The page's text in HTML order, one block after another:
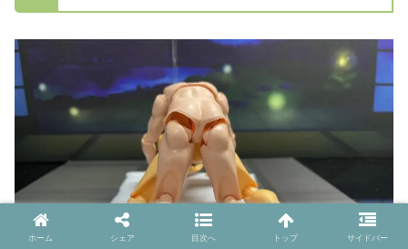
ホーム シェア 目次へ トップ サイドバー